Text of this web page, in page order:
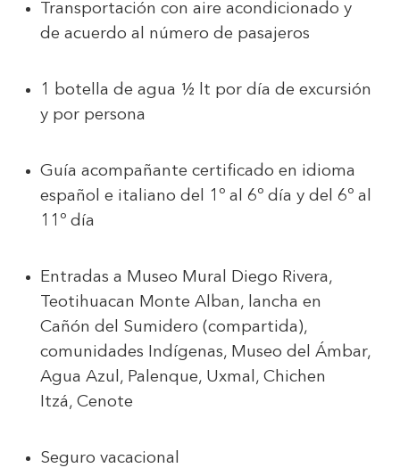
Transportación con aire acondicionado y
de acuerdo al número de pasajeros
1 botella de agua ½ lt por día de excursión
y por persona
Guía acompañante certificado en idioma
español e italiano del 1º al 6º día y del 6º al
11º día
Entradas a Museo Mural Diego Rivera,
Teotihuacan Monte Alban, lancha en
Cañón del Sumidero (compartida),
comunidades Indígenas, Museo del Ámbar,
Agua Azul, Palenque, Uxmal, Chichen
Itzá, Cenote
Seguro vacacional